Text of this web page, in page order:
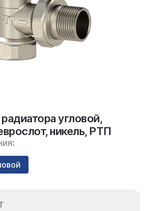
угловой,
никель, РТП